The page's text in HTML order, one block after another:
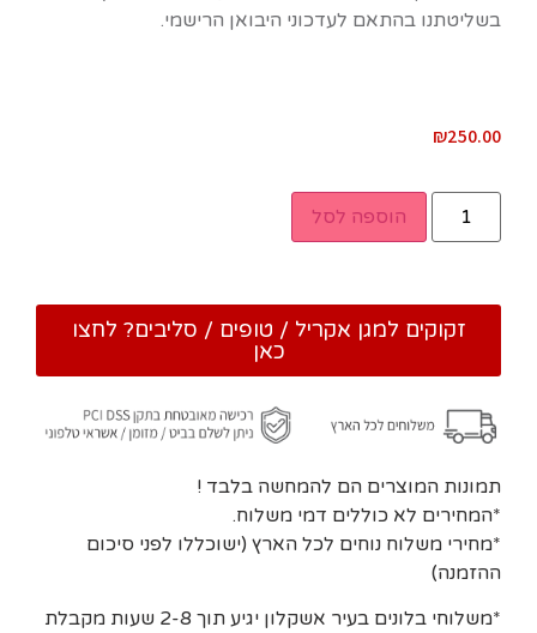
בשליטתנו בהתאם לעדכוני היבואן הרישמי.
₪250.00
הוספה לסל
זקוקים למגן אקריל / טופים / סליבים? לחצו
כאן
תמונות המוצרים הם להמחשה בלבד !
*המחירים לא כוללים דמי משלוח.
*מחירי משלוח נוחים לכל הארץ (ישוכללו לפני סיכום
ההזמנה)
*משלוחי בלונים בעיר אשקלון יגיע תוך 2-8 שעות מקבלת